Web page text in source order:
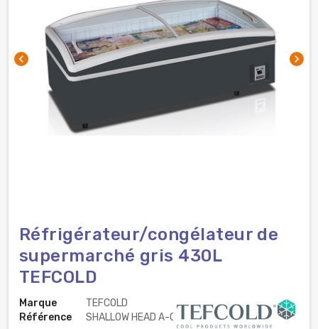
chevron_left chevron_right
Réfrigérateur/congélateur de
supermarché gris 430L
TEFCOLD
Marque
TEFCOLD
Référence
SHALLOW HEAD A-CF